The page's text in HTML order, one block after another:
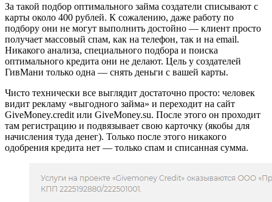
За такой подбор оптимального займа создатели списывают с
карты около 400 рублей. К сожалению, даже работу по
подбору они не могут выполнить достойно — клиент просто
получает массовый спам, как на телефон, так и на email.
Никакого анализа, специального подбора и поиска
оптимального кредита они не делают. Цель у создателей
ГивМани только одна — снять деньги с вашей карты.
Чисто технически все выглядит достаточно просто: человек
видит рекламу «выгодного займа» и переходит на сайт
GiveMoney.credit или GiveMoney.su. После этого он проходит
там регистрацию и подвязывает свою карточку (якобы для
начисления туда денег). Только после этого никакого
одобрения кредита нет — только спам и списанная сумма.